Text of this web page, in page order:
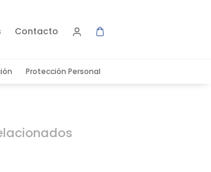
Contacto
Protección Personal